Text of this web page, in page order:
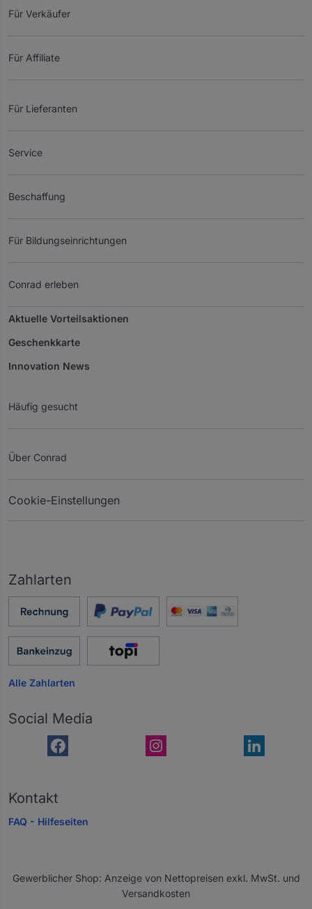
Für Verkäufer
Für Affiliate
Für Lieferanten
Service
Beschaffung
Für Bildungseinrichtungen
Conrad erleben
Aktuelle Vorteilsaktionen
Geschenkkarte
Innovation News
Häufig gesucht
Über Conrad
Cookie-Einstellungen
Zahlarten
Alle Zahlarten
Social Media
Kontakt
FAQ - Hilfeseiten
Gewerblicher Shop: Anzeige von Nettopreisen exkl. MwSt. und
Versandkosten